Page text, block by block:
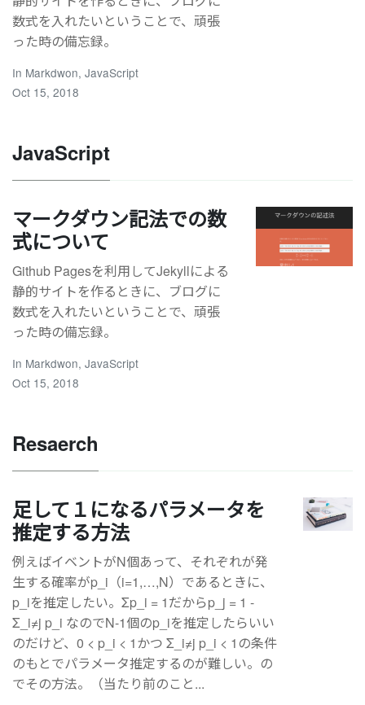
数式を入れたいということで、頑張
った時の備忘録。
In Markdwon, JavaScript
Oct 15, 2018
JavaScript
マークダウン記法での数
式について
Github Pagesを利用してJekyllによる
静的サイトを作るときに、ブログに
数式を入れたいということで、頑張
った時の備忘録。
In Markdwon, JavaScript
Oct 15, 2018
Resaerch
足して１になるパラメータを
推定する方法
例えばイベントがN個あって、それぞれが発
生する確率がp_i（i=1,…,N）であるときに、
p_iを推定したい。Σp_i = 1だからp_j = 1 -
Σ_i≠j p_i なのでN-1個のp_iを推定したらいい
のだけど、0 < p_i < 1かつ Σ_i≠j p_i < 1の条件
のもとでパラメータ推定するのが難しい。の
でその方法。（当たり前のこと...